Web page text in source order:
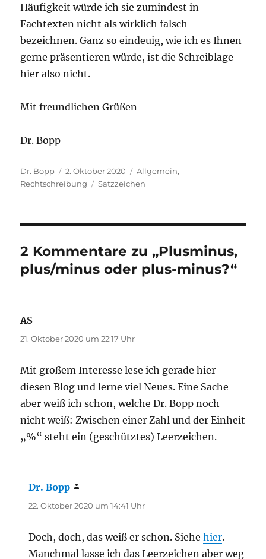
Häufigkeit würde ich sie zumindest in
Fachtexten nicht als wirklich falsch
bezeichnen. Ganz so eindeuig, wie ich es Ihnen
gerne präsentieren würde, ist die Schreiblage
hier also nicht.
Mit freundlichen Grüßen
Dr. Bopp
Autor
Dr. Bopp
Veröffentlicht
am
2. Oktober 2020 Kategorien
Allgemein,
Rechtschreibung
Schlagwörter
Satzzeichen
2 Kommentare zu „Plusminus,
plus/minus oder plus-minus?“
AS
21. Oktober 2020 um 22:17 Uhr
Mit großem Interesse lese ich gerade hier
diesen Blog und lerne viel Neues. Eine Sache
aber weiß ich schon, welche Dr. Bopp noch
nicht weiß: Zwischen einer Zahl und der Einheit
„%“ steht ein (geschütztes) Leerzeichen.
Dr. Bopp
22. Oktober 2020 um 14:41 Uhr
Doch, doch, das weiß er schon. Siehehier.
Manchmal lasse ich das Leerzeichen aber weg